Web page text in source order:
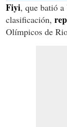
Fiyi, que batió
clasificación,
Olímpicos de